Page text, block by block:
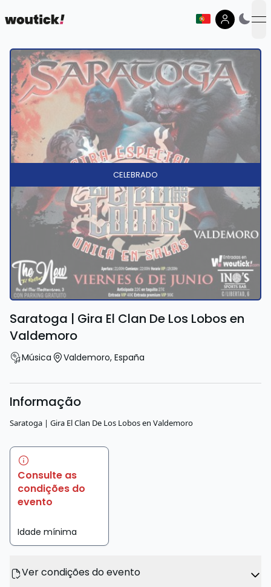
CELEBRADO
Saratoga | Gira El Clan De Los Lobos en
Valdemoro
Música Valdemoro, España
Informação
Saratoga | Gira El Clan De Los Lobos en Valdemoro
Consulte as
condições do
evento
Idade mínima
Ver condições do evento